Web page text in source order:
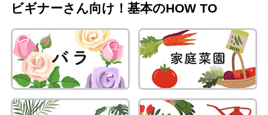
ビギナーさん向け！基本のHOW TO